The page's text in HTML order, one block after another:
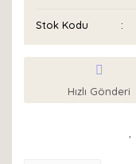
Stok Kodu
Hızlı Gönderi